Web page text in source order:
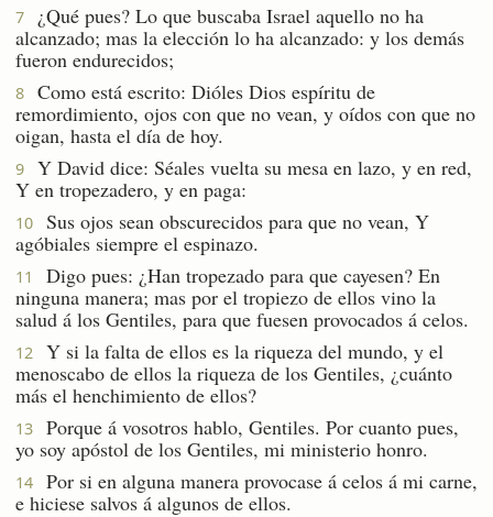
7
¿Qué pues? Lo que buscaba Israel aquello no ha
alcanzado; mas la elección lo ha alcanzado: y los demás
fueron endurecidos;
8
Como está escrito: Dióles Dios espíritu de
remordimiento, ojos con que no vean, y oídos con que no
oigan, hasta el día de hoy.
9
Y David dice: Séales vuelta su mesa en lazo, y en red,
Y en tropezadero, y en paga:
10
Sus ojos sean obscurecidos para que no vean, Y
agóbiales siempre el espinazo.
11
Digo pues: ¿Han tropezado para que cayesen? En
ninguna manera; mas por el tropiezo de ellos vino la
salud á los Gentiles, para que fuesen provocados á celos.
12
Y si la falta de ellos es la riqueza del mundo, y el
menoscabo de ellos la riqueza de los Gentiles, ¿cuánto
más el henchimiento de ellos?
13
Porque á vosotros hablo, Gentiles. Por cuanto pues,
yo soy apóstol de los Gentiles, mi ministerio honro.
14
Por si en alguna manera provocase á celos á mi carne,
e hiciese salvos á algunos de ellos.